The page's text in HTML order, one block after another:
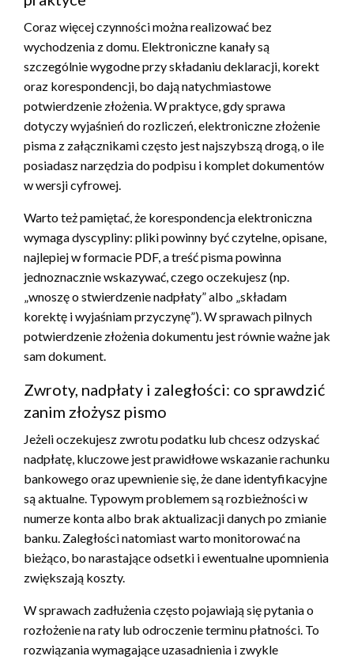
Coraz więcej czynności można realizować bez
wychodzenia z domu. Elektroniczne kanały są
szczególnie wygodne przy składaniu deklaracji, korekt
oraz korespondencji, bo dają natychmiastowe
potwierdzenie złożenia. W praktyce, gdy sprawa
dotyczy wyjaśnień do rozliczeń, elektroniczne złożenie
pisma z załącznikami często jest najszybszą drogą, o ile
posiadasz narzędzia do podpisu i komplet dokumentów
w wersji cyfrowej.
Warto też pamiętać, że korespondencja elektroniczna
wymaga dyscypliny: pliki powinny być czytelne, opisane,
najlepiej w formacie PDF, a treść pisma powinna
jednoznacznie wskazywać, czego oczekujesz (np.
„wnoszę o stwierdzenie nadpłaty” albo „składam
korektę i wyjaśniam przyczynę”). W sprawach pilnych
potwierdzenie złożenia dokumentu jest równie ważne jak
sam dokument.
Zwroty, nadpłaty i zaległości: co sprawdzić
zanim złożysz pismo
Jeżeli oczekujesz zwrotu podatku lub chcesz odzyskać
nadpłatę, kluczowe jest prawidłowe wskazanie rachunku
bankowego oraz upewnienie się, że dane identyfikacyjne
są aktualne. Typowym problemem są rozbieżności w
numerze konta albo brak aktualizacji danych po zmianie
banku. Zaległości natomiast warto monitorować na
bieżąco, bo narastające odsetki i ewentualne upomnienia
zwiększają koszty.
W sprawach zadłużenia często pojawiają się pytania o
rozłożenie na raty lub odroczenie terminu płatności. To
rozwiązania wymagające uzasadnienia i zwykle